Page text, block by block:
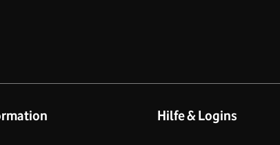
Hilfe & Logins